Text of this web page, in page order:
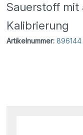
Sauerstoff mit
Kalibrierung
Artikelnummer: 896144